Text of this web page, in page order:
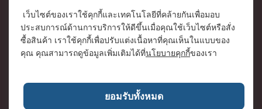
เกี่ยวกับ RS / About RS
RS ทั่วโลก / RS
Worldwide
ข่าวประชาสัมพันธ์ / Press
Centre
บริษัทในเครือ RS /
วิธีการชำระเงิน /
เกี่ยวกับ RS / About RS
อาชีพที่ RS / Careers
เว็บไซต์ของเราใช้คุกกี้และเทคโนโลยีที่คล้ายกันเพื่อมอบ
ประสบการณ์ด้านการบริการให้ดีขึ้นเมื่อคุณใช้เว็บไซต์หรือสั่ง
ซื้อสินค้า เราใช้คุกกี้เพื่อปรับแต่งเนื้อหาที่คุณเห็นในแบบของ
คุณ คุณสามารถดูข้อมูลเพิ่มเติมได้ที่นโยบายคุกกี้ของเรา
ยอมรับทั้งหมด